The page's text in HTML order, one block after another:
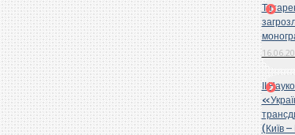
ІІ
(Київ